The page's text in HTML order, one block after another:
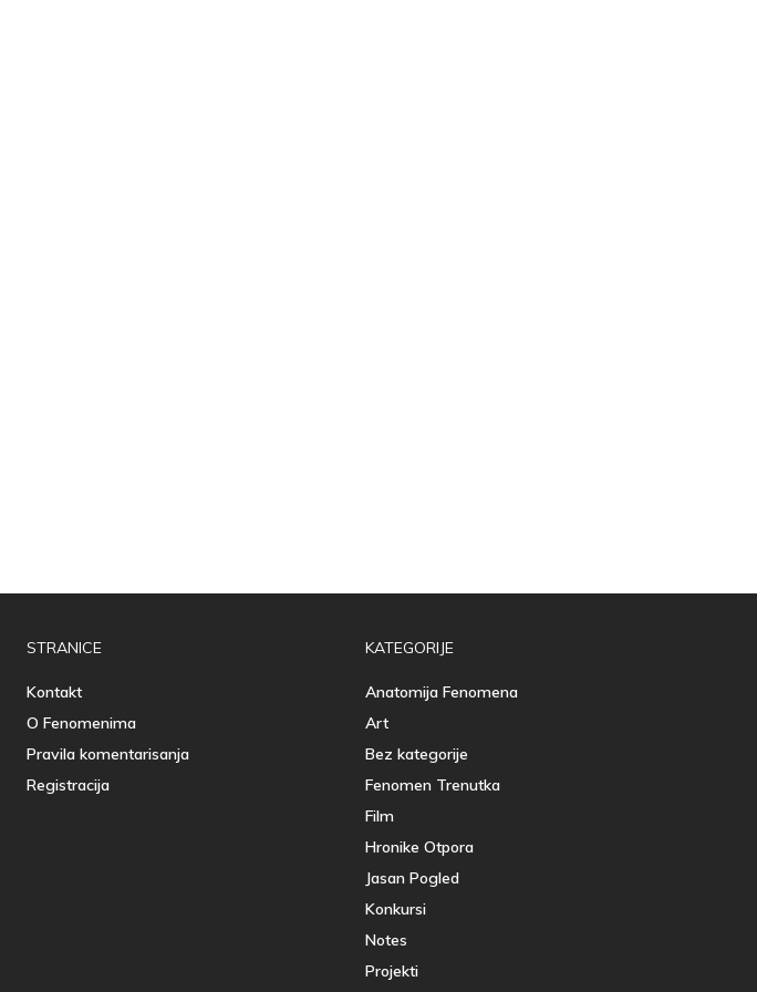
STRANICE
Kontakt
O Fenomenima
Pravila komentarisanja
Registracija
KATEGORIJE
Anatomija Fenomena
Art
Bez kategorije
Fenomen Trenutka
Film
Hronike Otpora
Jasan Pogled
Konkursi
Notes
Projekti